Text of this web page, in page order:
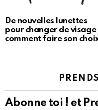
De nouvelles lunettes
pour changer de visage
comment faire son
Abonne toi ! et